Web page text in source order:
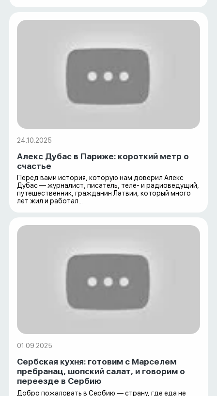
24.10.2025
Алекс Дубас в Париже: короткий метр о
счастье
Перед вами история, которую нам доверил Алекс
Дубас — журналист, писатель, теле- и радиоведущий,
путешественник, гражданин Латвии, который много
лет жил и работал...
01.09.2025
Сербская кухня: готовим с Марселем
пребранац, шопский салат, и говорим о
переезде в Сербию
Добро пожаловать в Сербию — страну, где еда не